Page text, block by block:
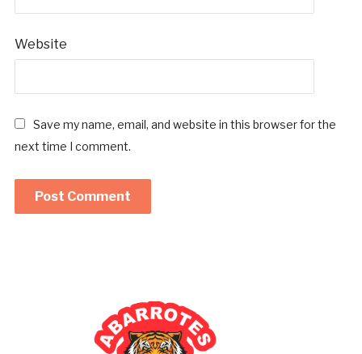
Website
Save my name, email, and website in this browser for the
next time I comment.